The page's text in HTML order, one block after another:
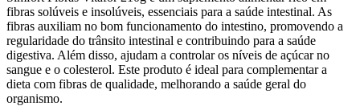
fibras solúveis e insolúveis, essenciais para a saúde intestinal. As
fibras auxiliam no bom funcionamento do intestino, promovendo a
regularidade do trânsito intestinal e contribuindo para a saúde
digestiva. Além disso, ajudam a controlar os níveis de açúcar no
sangue e o colesterol. Este produto é ideal para complementar a
dieta com fibras de qualidade, melhorando a saúde geral do
organismo.